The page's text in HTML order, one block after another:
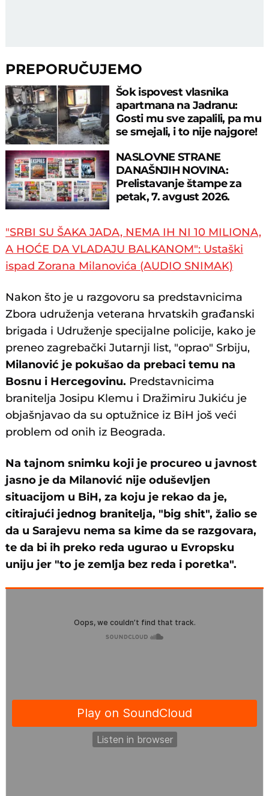
PREPORUČUJEMO
Šok ispovest vlasnika
apartmana na Jadranu:
Gosti mu sve zapalili, pa mu
se smejali, i to nije najgore!
NASLOVNE STRANE
DANAŠNJIH NOVINA:
Prelistavanje štampe za
petak, 7. avgust 2026.
"SRBI SU ŠAKA JADA, NEMA IH NI 10 MILIONA,
A HOĆE DA VLADAJU BALKANOM": Ustaški
ispad Zorana Milanovića (AUDIO SNIMAK)
Nakon što je u razgovoru sa predstavnicima
Zbora udruženja veterana hrvatskih građanski
brigada i Udruženje specijalne policije, kako je
preneo zagrebački Jutarnji list, "oprao" Srbiju,
Milanović je pokušao da prebaci temu na
Bosnu i Hercegovinu. Predstavnicima
branitelja Josipu Klemu i Dražimiru Jukiću je
objašnjavao da su optužnice iz BiH još veći
problem od onih iz Beograda.
Na tajnom snimku koji je procureo u javnost
jasno je da Milanović nije oduševljen
situacijom u BiH, za koju je rekao da je,
citirajući jednog branitelja, "big shit", žalio se
da u Sarajevu nema sa kime da se razgovara,
te da bi ih preko reda ugurao u Evropsku
uniju jer "to je zemlja bez reda i poretka".